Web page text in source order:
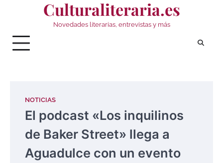
Culturaliteraria.es
Novedades literarias, entrevistas y más
NOTICIAS
El podcast «Los inquilinos
de Baker Street» llega a
Aguadulce con un evento